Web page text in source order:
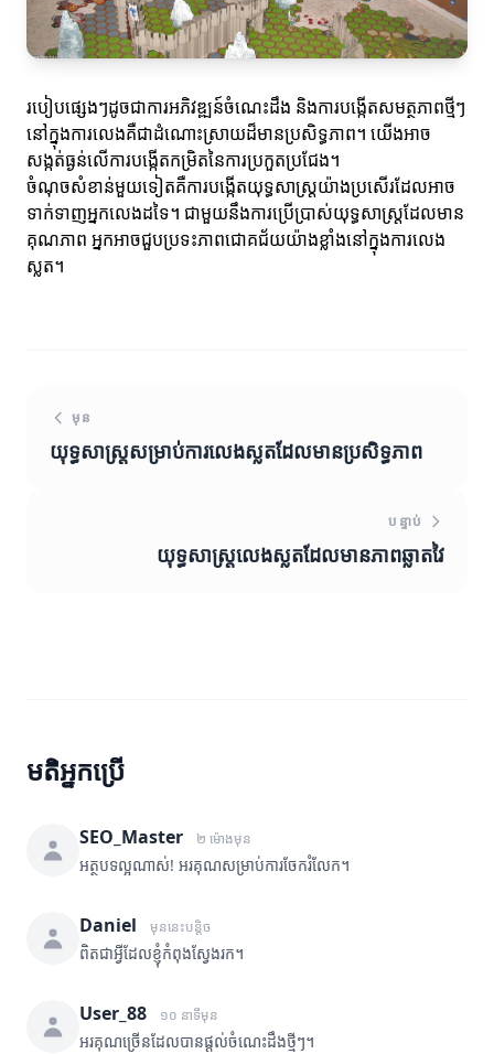
របៀបផ្សេងៗដូចជាការអភិវឌ្ឍន៍ចំណេះដឹង និងការបង្កើតសមត្ថភាពថ្មីៗ
នៅក្នុងការលេងគឺជាដំណោះស្រាយដ៏មានប្រសិទ្ធភាព។ យើងអាច
សង្កត់ធ្ងន់លើការបង្កើតកម្រិតនៃការប្រកួតប្រជែង។
ចំណុចសំខាន់មួយទៀតគឺការបង្កើតយុទ្ធសាស្ត្រយ៉ាងប្រសើរដែលអាច
ទាក់ទាញអ្នកលេងដទៃ។ ជាមួយនឹងការប្រើប្រាស់យុទ្ធសាស្ត្រដែលមាន
គុណភាព អ្នកអាចជួបប្រទះភាពជោគជ័យយ៉ាងខ្លាំងនៅក្នុងការលេង
ស្លត។
មុន
យុទ្ធសាស្ត្រសម្រាប់ការលេងស្លតដែលមានប្រសិទ្ធភាព
បន្ទាប់
យុទ្ធសាស្ត្រលេងស្លតដែលមានភាពឆ្លាតវៃ
មតិអ្នកប្រើ
SEO_Master ២ ម៉ោងមុន
អត្ថបទល្អណាស់! អរគុណសម្រាប់ការចែករំលែក។
Daniel មុននេះបន្តិច
ពិតជាអ្វីដែលខ្ញុំកំពុងស្វែងរក។
User_88 ១០ នាទីមុន
អរគុណច្រើនដែលបានផ្តល់ចំណេះដឹងថ្មីៗ។